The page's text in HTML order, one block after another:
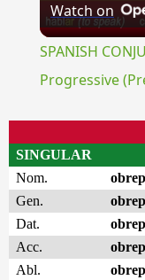
Watch on
SPANISH
Progressive
SINGULAR
Nom.
Gen.
Dat.
Acc.
Abl.